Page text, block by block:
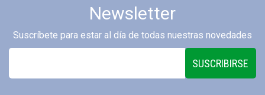
Newsletter
Suscríbete para estar al día de todas nuestras novedades
SUSCRIBIRSE